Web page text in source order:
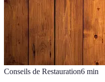
Conseils de Restauration6 min